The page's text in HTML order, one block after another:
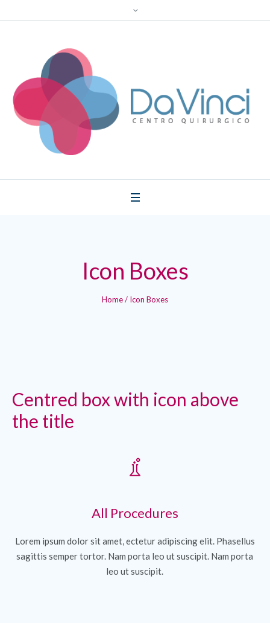
Icon Boxes
Home/ Icon Boxes
Centred box with icon above
the title
All Procedures
Lorem ipsum dolor sit amet, ectetur adipiscing elit. Phasellus
sagittis semper tortor. Nam porta leo ut suscipit. Nam porta
leo ut suscipit.